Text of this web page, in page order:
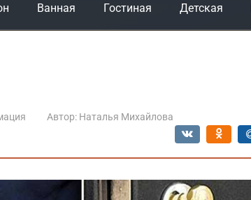
Ванная Гостиная Детская
Автор: Наталья Михайлова